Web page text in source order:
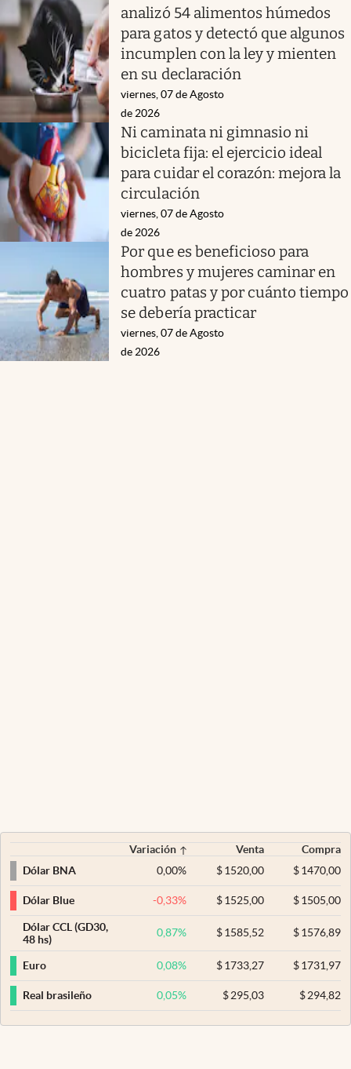
analizó 54 alimentos húmedos
para gatos y detectó que algunos
incumplen con la ley y mienten
en su declaración
viernes, 07 de Agosto
de 2026
Ni caminata ni gimnasio ni
bicicleta fija: el ejercicio ideal
para cuidar el corazón: mejora la
circulación
viernes, 07 de Agosto
de 2026
Por que es beneficioso para
hombres y mujeres caminar en
cuatro patas y por cuánto tiempo
se debería practicar
viernes, 07 de Agosto
de 2026
Variación Venta
Compra
Dólar BNA
0,00% $ 1520,00 $1470,00
Dólar Blue -0,33% $ 1525,00 $1505,00
Dólar CCL (GD30,
48 hs)
0,87% $ 1585,52 $1576,89
Euro 0,08% $ 1733,27 $1731,97
Real brasileño 0,05% $ 295,03 $294,82